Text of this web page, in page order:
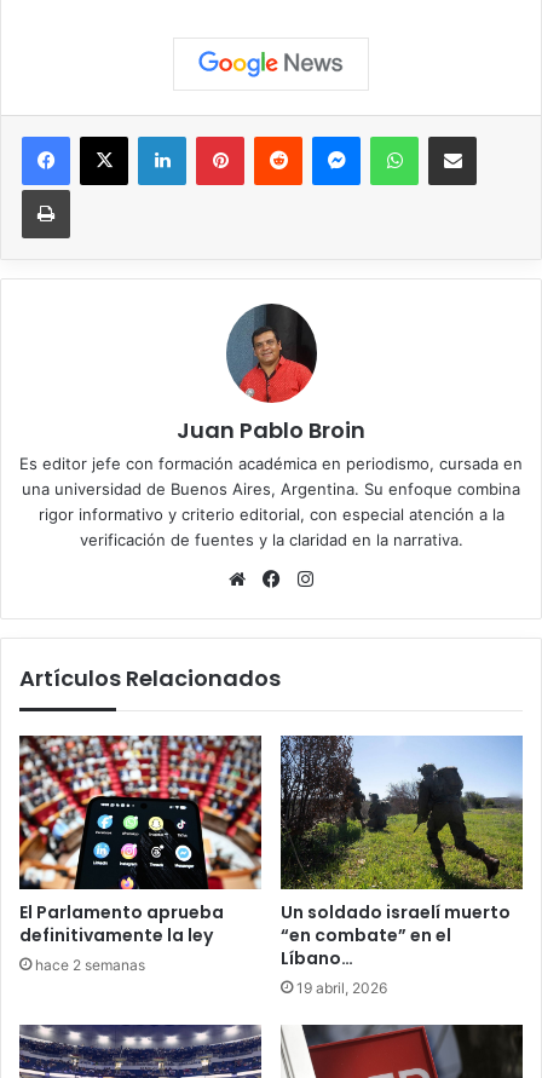
Facebook
X LinkedInPinterestReddit MessengerWhatsAppCompartir vía correo
Imprimir
Juan Pablo Broin
Es editor jefe con formación académica en periodismo, cursada en
una universidad de Buenos Aires, Argentina. Su enfoque combina
rigor informativo y criterio editorial, con especial atención a la
verificación de fuentes y la claridad en la narrativa.
Sitio
Facebook
Artículos Relacionados
El Parlamento aprueba
definitivamente la ley
hace 2 semanas
Un soldado israelí muerto
“en combate” en el
Líbano…
19 abril, 2026